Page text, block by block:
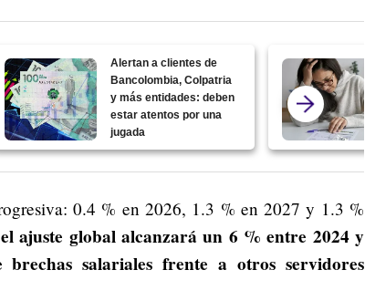
Alertan a clientes de
Bancolombia, Colpatria
y más entidades: deben
estar atentos por una
jugada
0.4 % en 2026, 1.3 % en 2027 y 1.3 %
el ajuste global alcanzará un 6 % entre 2024 y
salariales frente a otros servidores